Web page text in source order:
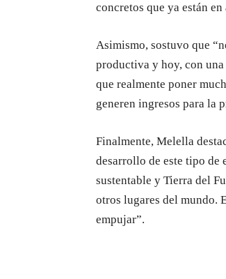
concretos que ya están
Asimismo, sostuvo que
productiva y hoy, con
que realmente poner
generen ingresos para la
Finalmente, Melella
desarrollo de este tipo de
sustentable y Tierra del
otros lugares del mundo.
empujar”.